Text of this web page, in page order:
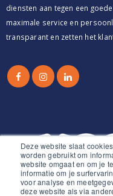
Deze website slaat
worden gebruikt om
website omgaat en om je
informatie om je
voor analyse en
deze website als via
diensten aan tegen een
maximale service en
transparant en zetten het